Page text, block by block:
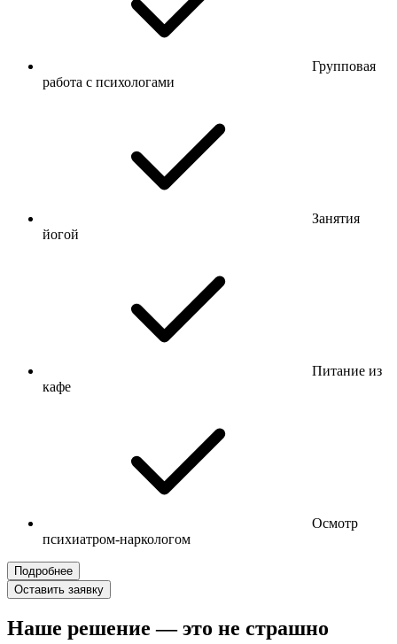
Групповая
работа с психологами
Занятия
йогой
Питание из
кафе
Осмотр
психиатром-наркологом
Подробнее
Оставить заявку
Наше решение — это не страшно